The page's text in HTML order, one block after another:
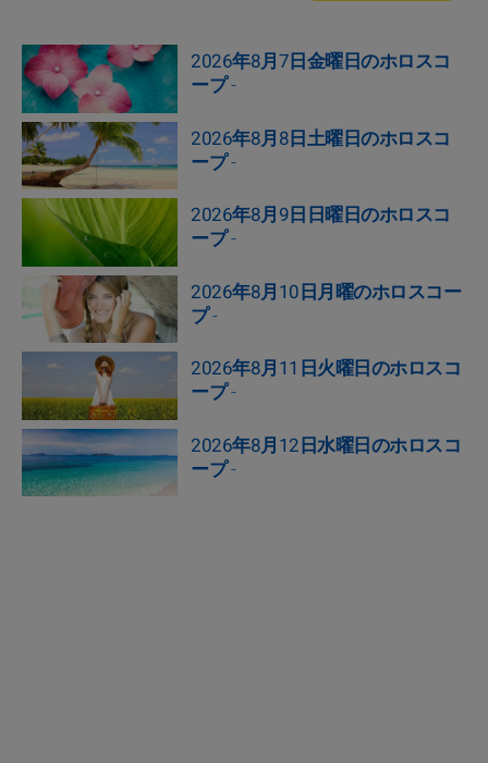
2026年8月7日金曜日のホロスコ
ープ-
2026年8月8日土曜日のホロスコ
ープ-
2026年8月9日日曜日のホロスコ
ープ-
2026年8月10日月曜のホロスコー
プ-
2026年8月11日火曜日のホロスコ
ープ-
2026年8月12日水曜日のホロスコ
ープ-